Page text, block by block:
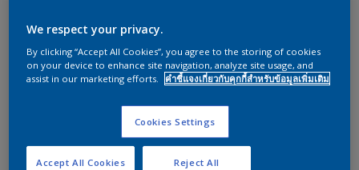
ดูลักซ์ เวเธ่อร์ชีลด์ อัลติม่า แอดวานซ์ (ชนิด
ปกป้องยาวนาน 2 เท่า
ป้องกันฤทธิ์ด่างเกลือ
We respect your privacy.
By clicking “Accept All Cookies”, you agree to the storing of cookies
on your device to enhance site navigation, analyze site usage, and
assist in our marketing efforts.
คำชี้แจงเกี่ยวกับคุกกี้สำหรับข้อมูลเพิ่มเติม
Cookies Settings
Reject All
Accept All Cookies